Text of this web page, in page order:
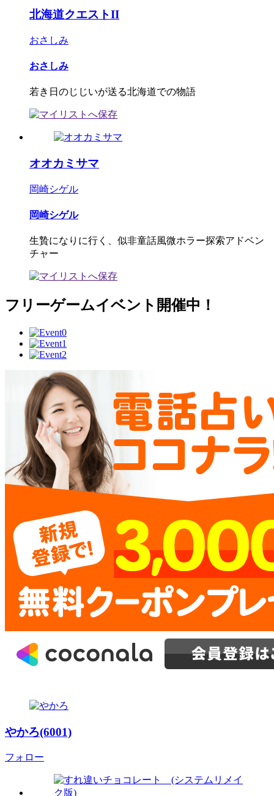
北海道クエストII
おさしみ
おさしみ
若き日のじじいが送る北海道での物語
オオカミサマ
岡崎シゲル
岡崎シゲル
生贄になりに行く、似非童話風微ホラー探索アドベン
チャー
フリーゲームイベント開催中！
やかろ(6001)
フォロー